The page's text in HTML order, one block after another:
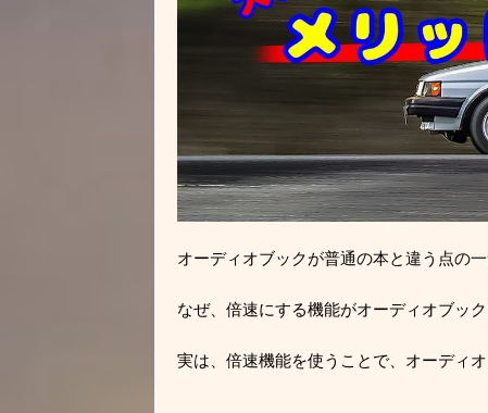
オーディオブックが普通の本と違う点の
なぜ、倍速にする機能がオーディオブッ
実は、倍速機能を使うことで、オーディ